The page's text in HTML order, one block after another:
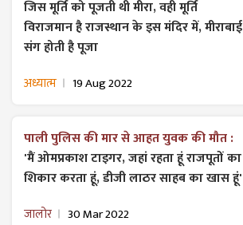
जिस मूर्ति को पूजती थी मीरा, वही मूर्ति
विराजमान है राजस्थान के इस मंदिर में, मीराबाई
संग होती है पूजा
अध्यात्म 19 Aug 2022
पाली पुलिस की मार से आहत युवक की मौत :
'मैं ओमप्रकाश टाइगर, जहां रहता हूं राजपूतों का
शिकार करता हूं, डीजी लाठर साहब का खास हूं'
जालोर 30 Mar 2022